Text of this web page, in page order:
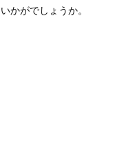
かがでしょうか。